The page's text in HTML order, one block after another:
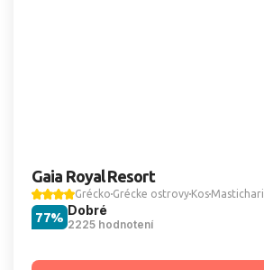
Gaia Royal Resort
Grécko Grécke ostrovy Kos Mastichari
Dobré
2225 hodnotení
77%